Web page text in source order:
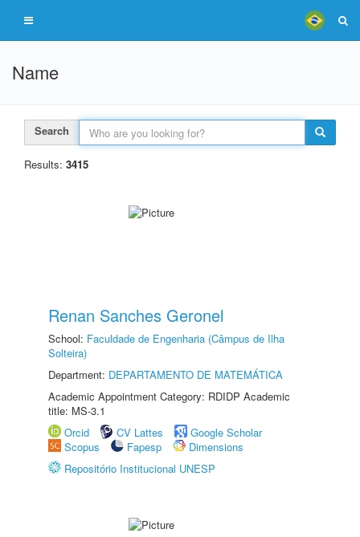
Name
Search
Results: 3415
Renan Sanches Geronel
School: Faculdade de Engenharia (Câmpus de Ilha
Solteira)
Department: DEPARTAMENTO DE MATEMÁTICA
Academic Appointment Category: RDIDP Academic
title: MS-3.1
Orcid
CV Lattes
Google Scholar
Scopus
Fapesp
Dimensions
Repositório Institucional UNESP